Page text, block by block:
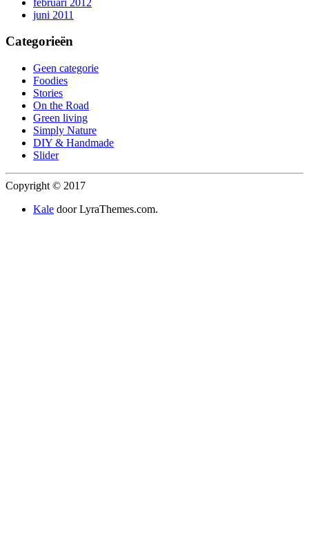
juni 2011
Categorieën
Geen categorie
Foodies
Stories
On the Road
Green living
Simply Nature
DIY & Handmade
Slider
Copyright © 2017
Kale door LyraThemes.com.